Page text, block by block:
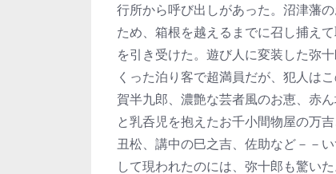
行所から呼び出しがあった。沼津藩
ため、箱根を越えるまでに召し捕え
を引き受けた。遊び人に変装した弥
くった泊り客で超満員だが、犯人は
賀半九郎、濃艶な芸者風のお恵、赤
と乳呑児を抱えたお千小間物屋の万
丑松、講中の巳之吉、佐助など－－
して現われたのには、弥十郎も驚い